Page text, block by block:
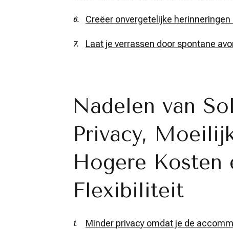
Creëer onvergetelijke
Laat je verrassen door spontane
Nadelen van
Privacy,
Hogere Kosten
Flexibiliteit
Minder privacy omdat je de